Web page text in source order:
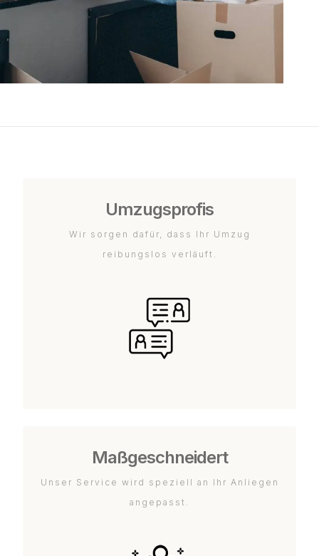
Umzugsprofis
Wir sorgen dafür, dass Ihr Umzug
reibungslos verläuft.
Maßgeschneidert
Unser Service wird speziell an Ihr Anliegen
angepasst.